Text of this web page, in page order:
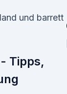
Tipps,